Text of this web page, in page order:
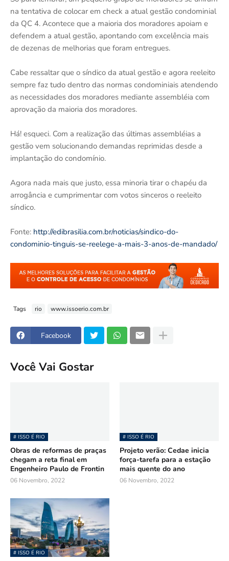
na tentativa de colocar em check a atual gestão condominial
da QC 4. Acontece que a maioria dos moradores apoiam e
defendem a atual gestão, apontando com excelência mais
de dezenas de melhorias que foram entregues.
Cabe ressaltar que o síndico da atual gestão e agora reeleito
sempre faz tudo dentro das normas condominiais atendendo
as necessidades dos moradores mediante assembléia com
aprovação da maioria dos moradores.
Há! esqueci. Com a realização das últimas assembléias a
gestão vem solucionando demandas reprimidas desde a
implantação do condomínio.
Agora nada mais que justo, essa minoria tirar o chapéu da
arrogância e cumprimentar com votos sinceros o reeleito
síndico.
Fonte: http://edibrasilia.com.br/noticias/sindico-do-
condominio-tinguis-se-reelege-a-mais-3-anos-de-mandado/
Tags rio www.issoerio.com.br
Facebook
Você Vai Gostar
# ISSO É RIO
Obras de reformas de praças
chegam a reta final em
Engenheiro Paulo de Frontin
06 Novembro, 2022
# ISSO É RIO
Projeto verão: Cedae inicia
força-tarefa para a estação
mais quente do ano
06 Novembro, 2022
# ISSO É RIO